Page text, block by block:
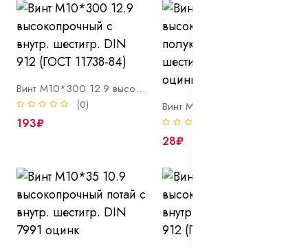
Винт М10*300 12.9 высокопрочный с внутр. шестигр. DIN 912 (ГОСТ 11738-84)
(0)
193₽
28₽